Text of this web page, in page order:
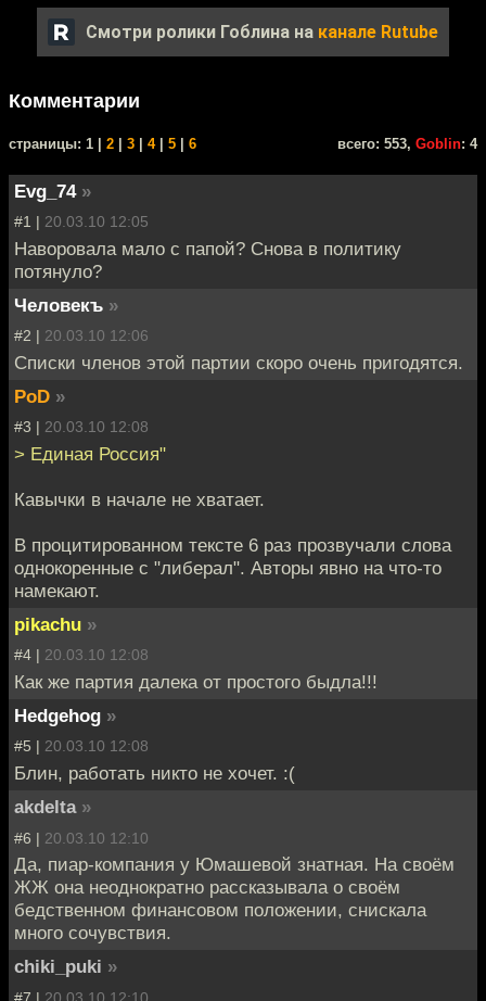
Смотри ролики Гоблина на канале Rutube
Комментарии
cтраницы: 1 | 2 3 4| 5 6 всего: 553, Goblin: 4
Evg_74 »
#1 | 20.03.10 12:05
Наворовала мало с папой? Снова в политику
потянуло?
Человекъ »
#2 | 20.03.10 12:06
Списки членов этой партии скоро очень пригодятся.
PoD »
#3 | 20.03.10 12:08
> Единая Россия"
Кавычки в начале не хватает.
В процитированном тексте 6 раз прозвучали слова
однокоренные с "либерал". Авторы явно на что-то
намекают.
pikachu »
#4 | 20.03.10 12:08
Как же партия далека от простого быдла!!!
Hedgehog »
#5 | 20.03.10 12:08
Блин, работать никто не хочет. :(
akdelta »
#6 | 20.03.10 12:10
Да, пиар-компания у Юмашевой знатная. На своём
ЖЖ она неоднократно рассказывала о своём
бедственном финансовом положении, снискала
много сочувствия.
chiki_puki »
#7 | 20.03.10 12:10